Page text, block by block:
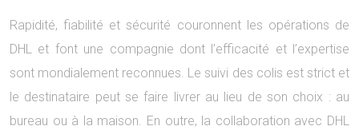
Rapidité, fiabilité et sécurité couronnent les opérations de
DHL et font une compagnie dont l’efficacité et l’expertise
sont mondialement reconnues. Le suivi des colis est strict et
le destinataire peut se faire livrer au lieu de son choix : au
bureau ou à la maison. En outre, la collaboration avec DHL